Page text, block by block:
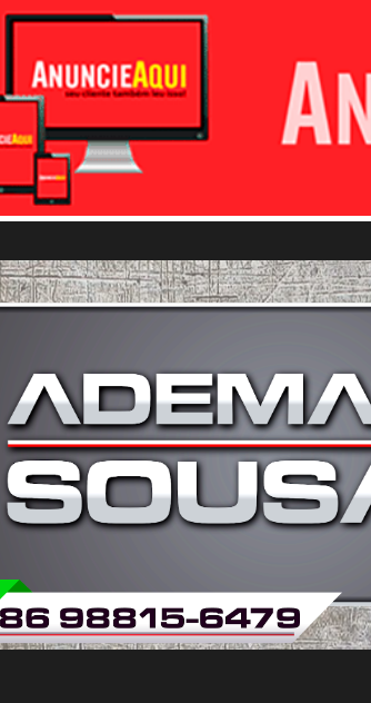
Pular para o conteúdo principal